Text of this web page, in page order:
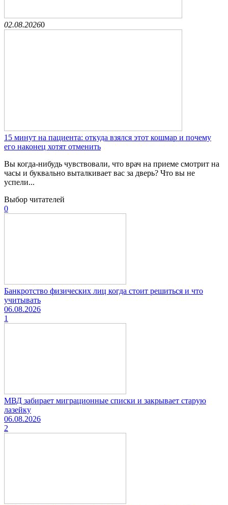
02.08.20260
15 минут на пациента: откуда взялся этот кошмар и почему
его наконец хотят отменить
Вы когда-нибудь чувствовали, что врач на приеме смотрит на
часы и буквально выталкивает вас за дверь? Что вы не
успели...
Выбор читателей
0
Банкротство физических лиц когда стоит решиться и что
учитывать
06.08.2026
1
МВД забирает миграционные списки и закрывает старую
лазейку
06.08.2026
2